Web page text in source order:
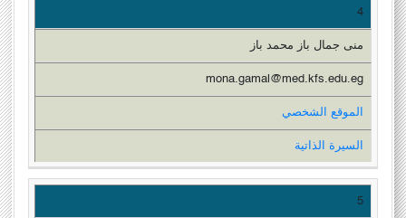
4
منى جمال باز محمد باز
mona.gamal@med.kfs.edu.eg
الموقع الشخصي
السيرة الذاتية
5